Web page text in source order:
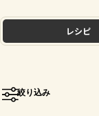
ホーム
人気の食材
きゅうり
レシピ
絞り込み